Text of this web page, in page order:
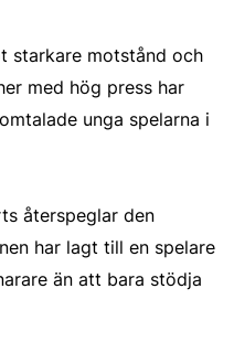
starkare motstånd och
med hög press har
unga spelarna i
återspeglar den
har lagt till en spelare
än att bara stödja